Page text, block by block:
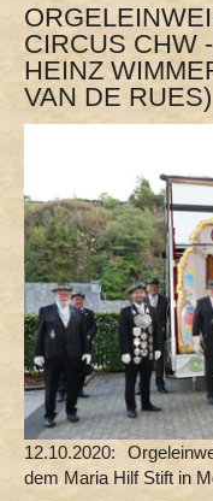
CIRCUS CHW
HEINZ
VAN DE RUES)
12.10.2020:
dem Maria Hilf Stift in